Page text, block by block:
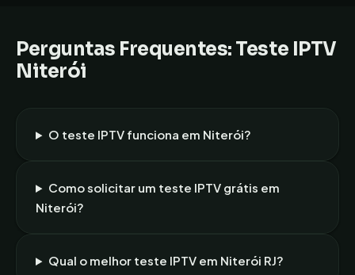
Perguntas Frequentes: Teste IPTV
Niterói
O teste IPTV funciona em Niterói?
Como solicitar um teste IPTV grátis em
Niterói?
Qual o melhor teste IPTV em Niterói RJ?